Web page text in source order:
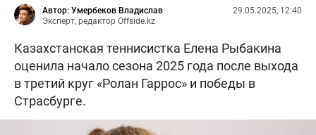
Автор: Умербеков Владислав
Эксперт, редактор Offside.kz
29.05.2025, 12:40
Казахстанская теннисистка Елена Рыбакина
оценила начало сезона 2025 года после выхода
в третий круг «Ролан Гаррос» и победы в
Страсбурге.